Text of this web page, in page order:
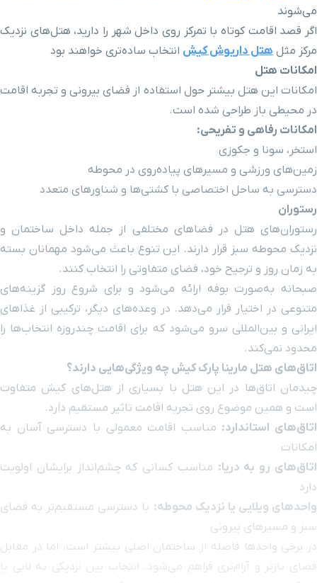
بازار دامون دریا 2
بازار مریم ۸ دقیقه با خودرو (۵ کیلومتر و ۱۸۰ متر)
بازار دامون دریا 1 ۸ دقیقه با خودرو (۵ کیلومتر و ۲۶۹ متر)
بازار مروارید
کارتینگ ۸ دقیقه با خودرو (۵ کیلومتر و ۴۶۴ متر)
بازار بهکیش
پلاژ بانوان ۱۱ دقیقه با خودرو (۶ کیلومتر و ۵۹۴ متر)
سینما لبخند ۱۰ دقیقه با خودرو (۶ کیلومتر و ۸۰۹ متر)
بیمارستان فوق تخصصی
کیش
۱۳ دقیقه با خودرو (۹ کیلومتر و ۴۶۵ متر)
فرودگاه ۱۳ دقیقه با خودرو (۹ کیلومتر و ۹۴۹ متر)
شهر زیرزمینی کاریز ۱۵ دقیقه با خودرو (۱۰ کیلومتر و ۸۰۲ متر)
دهکده المپیک ۱۶ دقیقه با خودرو (۱۰ کیلومتر و ۹۹۵ متر)
پدیده شاندیز ۱۵ دقیقه با خودرو (۱۱ کیلومتر و ۱۰۸ متر)
شهر باستانی حریره ۱۵ دقیقه با خودرو (۱۱ کیلومتر و ۱۴۷ متر)
می‌شوند
اگر قصد اقامت کوتاه با تمرکز روی داخل شهر را دارید، هتل‌های نزدیک
مرکز مثل هتل داریوش کیش انتخاب ساده‌تری خواهند بود
امکانات هتل
امکانات این هتل بیشتر حول استفاده از فضای بیرونی و تجربه اقامت
در محیطی باز طراحی شده است.
امکانات رفاهی و تفریحی:
استخر، سونا و جکوزی
زمین‌های ورزشی و مسیرهای پیاده‌روی در محوطه
دسترسی به ساحل اختصاصی با کشتی‌ها و شناورهای متعدد
رستوران
رستوران‌های هتل در فضاهای مختلفی از جمله داخل ساختمان و
نزدیک محوطه سبز قرار دارند. این تنوع باعث می‌شود مهمانان بسته
به زمان روز و ترجیح خود، فضای متفاوتی را انتخاب کنند.
صبحانه به‌صورت بوفه ارائه می‌شود و برای شروع روز گزینه‌های
متنوعی در اختیار قرار می‌دهد. در وعده‌های دیگر، ترکیبی از غذاهای
ایرانی و بین‌المللی سرو می‌شود که برای اقامت چندروزه انتخاب‌ها را
محدود نمی‌کند.
اتاق‌های هتل مارینا پارک کیش چه ویژگی‌هایی دارند؟
چیدمان اتاق‌ها در این هتل با بسیاری از هتل‌های کیش متفاوت
است و همین موضوع روی تجربه اقامت تاثیر مستقیم دارد.
اتاق‌های استاندارد: مناسب اقامت معمولی با دسترسی آسان به
امکانات
اتاق‌های رو به دریا: مناسب کسانی که چشم‌انداز برایشان اولویت
دارد
واحدهای ویلایی یا نزدیک محوطه: با دسترسی مستقیم‌تر به فضای
سبز و مسیرهای بیرونی
در برخی واحدها فاصله از ساختمان اصلی بیشتر است، اما در مقابل
فضای بازتر و آرام‌تری فراهم می‌شود. انتخاب بین نزدیکی به لابی یا